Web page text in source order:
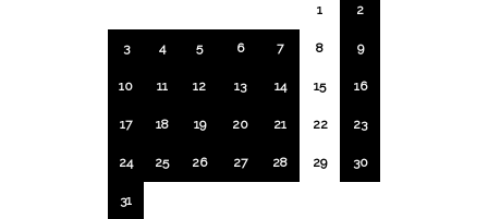
1 2
3 4 5 6 7 8 9
10 11 12 13 14 15 16
17 18 19 20 21 22 23
24 25 26 27 28 29 30
31